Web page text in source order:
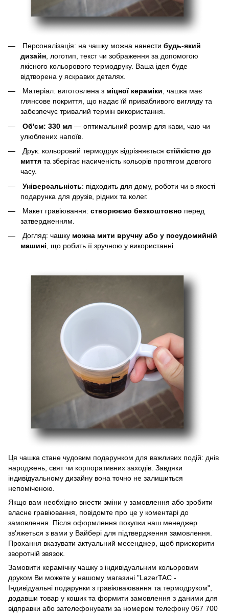
Персоналізація: на чашку можна нанести будь-який
дизайн , логотип, текст чи зображення за допомогою
якісного кольорового термодруку. Ваша ідея буде
відтворена у яскравих деталях.
Матеріал: виготовлена з міцної кераміки, чашка має
глянсове покриття, що надає їй привабливого вигляду та
забезпечує тривалий термін використання.
Об'єм: 330 мл — оптимальний розмір для кави, чаю чи
улюблених напоїв.
Друк: кольоровий термодрук відрізняється стійкістю до
миття та зберігає насиченість кольорів протягом довгого
часу.
Універсальність: підходить для дому, роботи чи в якості
подарунка для друзів, рідних та колег.
Макет гравіювання: створюємо безкоштовно перед
затвердженням.
Догляд: чашку можна мити вручну або у посудомийній
машині, що робить її зручною у використанні.
Ця чашка стане чудовим подарунком для важливих подій: днів
народжень, свят чи корпоративних заходів. Завдяки
індивідуальному дизайну вона точно не залишиться
непоміченою.
Якщо вам необхідно внести зміни у замовлення або зробити
власне гравіювання, повідомте про це у коментарі до
замовлення. Після оформлення покупки наш менеджер
зв'яжеться з вами у Вайбері для підтвердження замовлення.
Прохання вказувати актуальний месенджер, щоб прискорити
зворотній звязок.
Замовити керамічну чашку з індивідуальним кольоровим
друком Ви можете у нашому магазині "LazerTAC -
Індивідуальні подарунки з гравіюваювання та термодруком",
додавши товар у кошик та формити замовлення з даними для
відправки або зателефонувати за номером телефону 067 700